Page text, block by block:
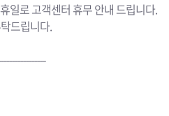
일로 고객센터 휴무 안내 드립니다.
드립니다.